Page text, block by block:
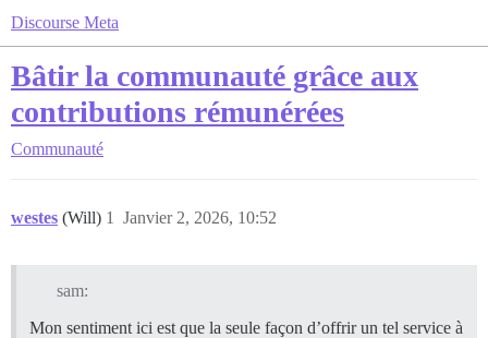
Discourse Meta
Bâtir la communauté grâce aux
contributions rémunérées
Communauté
westes (Will) Janvier 2, 2026, 10:52
1
sam:
Mon sentiment ici est que la seule façon d’offrir un tel service à